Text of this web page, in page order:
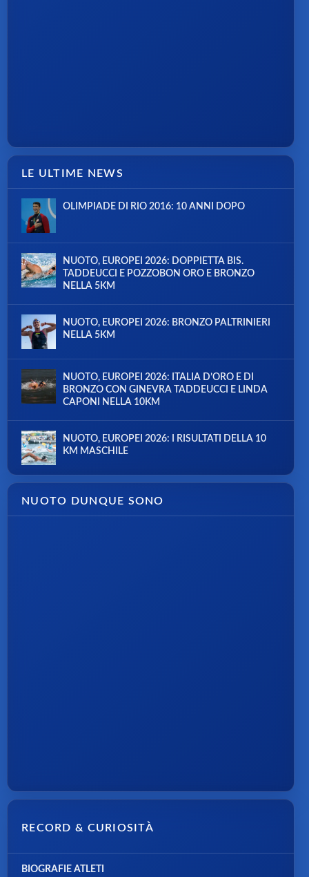
LE ULTIME NEWS
OLIMPIADE DI RIO 2016: 10 ANNI DOPO
NUOTO, EUROPEI 2026: DOPPIETTA BIS.
TADDEUCCI E POZZOBON ORO E BRONZO
NELLA 5KM
NUOTO, EUROPEI 2026: BRONZO PALTRINIERI
NELLA 5KM
NUOTO, EUROPEI 2026: ITALIA D’ORO E DI
BRONZO CON GINEVRA TADDEUCCI E LINDA
CAPONI NELLA 10KM
NUOTO, EUROPEI 2026: I RISULTATI DELLA 10
KM MASCHILE
NUOTO DUNQUE SONO
RECORD & CURIOSITÀ
BIOGRAFIE ATLETI